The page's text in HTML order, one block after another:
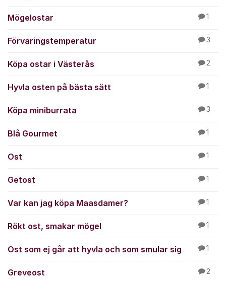
Mögelostar 1
Förvaringstemperatur 3
Köpa ostar i Västerås 2
Hyvla osten på bästa sätt 1
Köpa miniburrata 3
Blå Gourmet 1
Ost 1
Getost 1
Var kan jag köpa Maasdamer? 1
Rökt ost, smakar mögel 1
Ost som ej går att hyvla och som smular sig 1
Greveost 2